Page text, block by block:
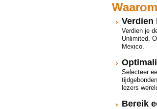
Verdien
Verdien je
Unlimited.
Mexico.
Selecteer
lezers
Bereik